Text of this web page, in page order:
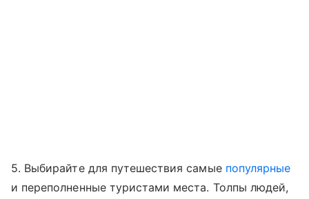
5. Выбирайте для путешествия самые популярные
и переполненные туристами места. Толпы людей,